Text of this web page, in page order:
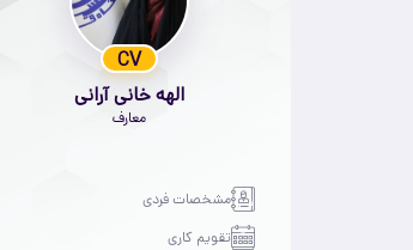
CV
الهه خانی آرانی
معارف
مشخصات فردی
تقویم کاری